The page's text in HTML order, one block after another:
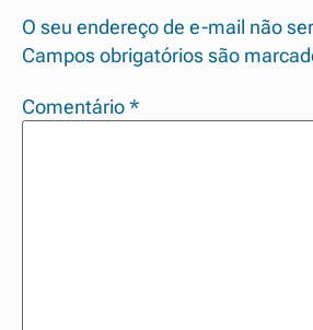
O seu endereço de e-mail não
Campos obrigatórios são
Comentário *